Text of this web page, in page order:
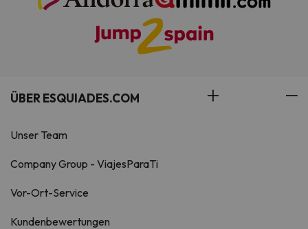
ÜBER ESQUIADES.COM
Unser Team
Company Group - ViajesParaTi
Vor-Ort-Service
Kundenbewertungen